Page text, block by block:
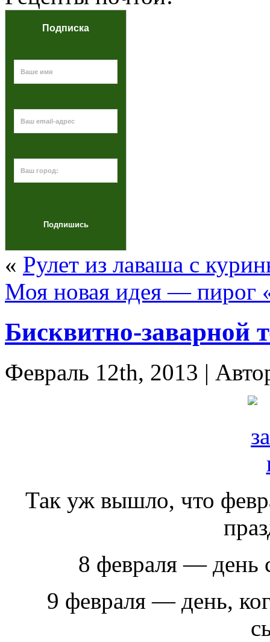
Подписка
« Рулет из лаваша с
Моя новая идея — пирог
Бисквитно-заварной
Февраль 12th, 2013 |
Так уж вышло, что
8 февраля — день
9 февраля — день,